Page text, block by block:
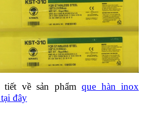
tiết về sản phẩmque hàn inox
đây